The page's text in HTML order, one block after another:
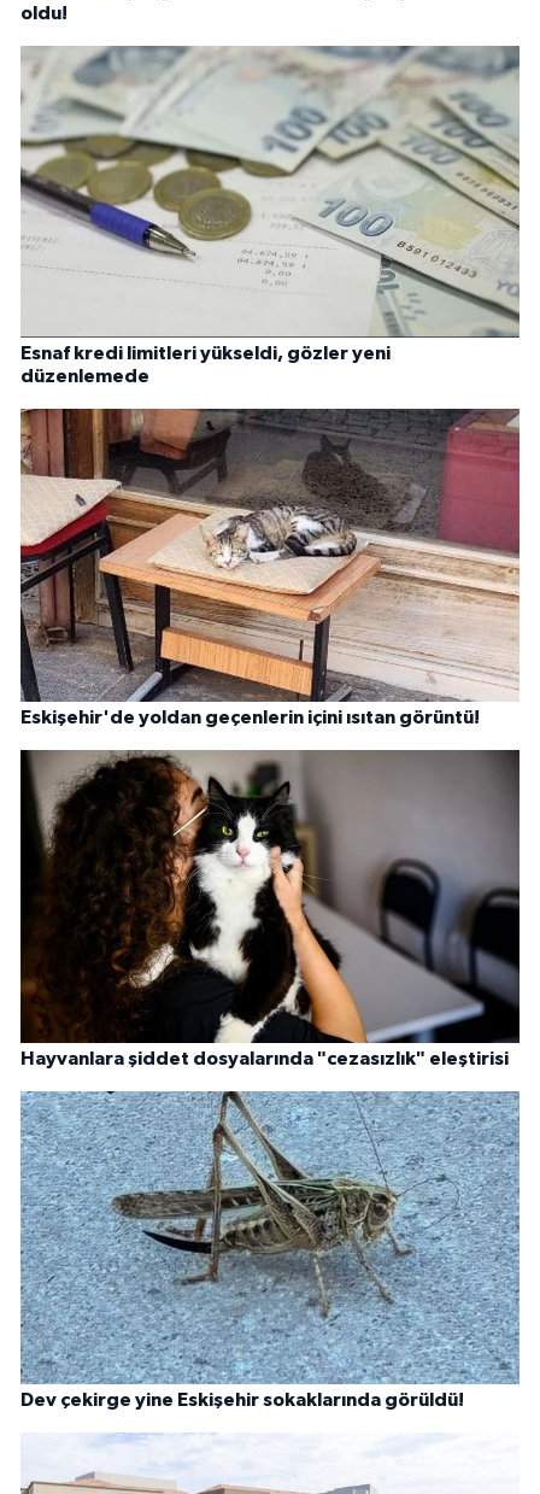
oldu!
Esnaf kredi limitleri yükseldi, gözler yeni
düzenlemede
Eskişehir'de yoldan geçenlerin içini ısıtan görüntü!
Hayvanlara şiddet dosyalarında "cezasızlık" eleştirisi
Dev çekirge yine Eskişehir sokaklarında görüldü!